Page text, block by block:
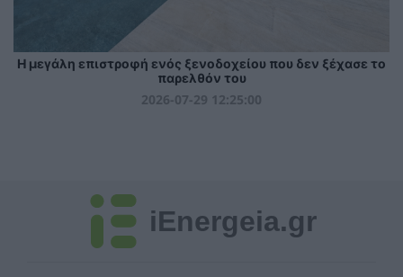
Η μεγάλη επιστροφή ενός ξενοδοχείου που δεν ξέχασε το
παρελθόν του
2026-07-29 12:25:00
iEnergeia.gr